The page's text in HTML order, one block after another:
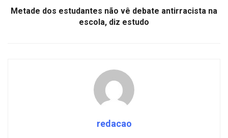
Metade dos estudantes não vê debate antirracista na
escola, diz estudo
redacao